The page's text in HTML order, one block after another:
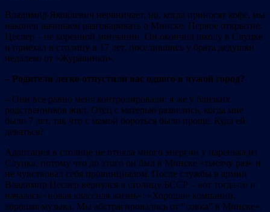
Владимир Яковлевич нервничает, но, когда приносят кофе, мы
наконец начинаем разговаривать о Минске. Первое открытие:
Цеслер – не коренной минчанин. Он окончил школу в Слуцке
и приехал в столицу в 17 лет, поселившись у брата дедушки
недалеко от «Журавинки».
– Родители легко отпустили вас одного в чужой город?
– Они все равно меня контролировали: я же у близких
родственников жил. Отец с матерью развелись, когда мне
было 7 лет, так что с мамой бороться было проще. Куда ей
деваться?
Адаптация в столице не отняла много энергии у паренька из
Слуцка, потому что до этого он был в Минске «тысячу раз» и
не чувствовал себя провинциалом. После службы в армии
Владимир Цеслер вернулся в столицу БССР – вот тогда-то и
началась «новая классная жизнь»: «Хорошие компании,
хорошая музыка. Мы абстрагировались от “совка” в Минске».